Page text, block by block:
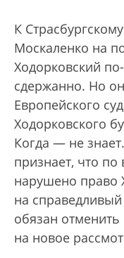
К
Москаленко на
Ходорковский
сдержанно. Но
Европейского
Ходорковского
Когда — не
признает, что
нарушено право
на
обязан
на новое